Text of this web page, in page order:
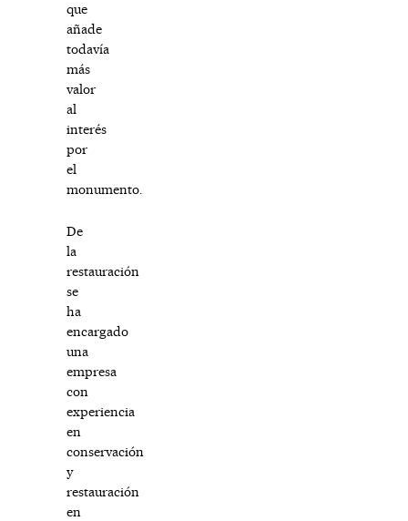
que
añade
todavía
más
valor
al
interés
por
el
monumento.
De
la
restauración
se
ha
encargado
una
empresa
con
experiencia
en
conservación
y
restauración
en